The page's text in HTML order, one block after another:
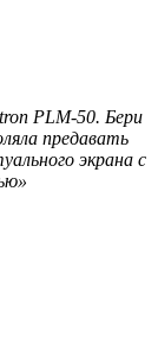
PLM-50. Бери
предавать
экрана с